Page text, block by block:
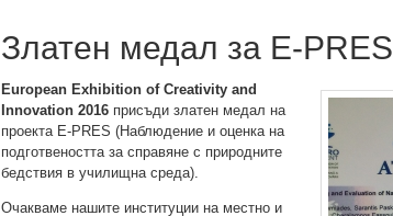
Златен медал за E-PRES
European Exhibition of Creativity and
Innovation 2016 присъди златен медал на
проекта Е-PRES (Наблюдение и оценка на
подготвеността за справяне с природните
бедствия в училищна среда).
Очакваме нашите институции на местно и